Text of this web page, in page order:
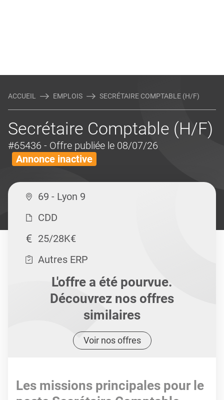
ACCUEIL EMPLOIS SECRÉTAIRE COMPTABLE (H/F)
Secrétaire Comptable (H/F)
#65436 - Offre publiée le 08/07/26
Annonce inactive
69 - Lyon 9
CDD
25/28K€
Autres ERP
L'offre a été pourvue.
Découvrez nos offres
similaires
Voir nos offres
Les missions principales pour le